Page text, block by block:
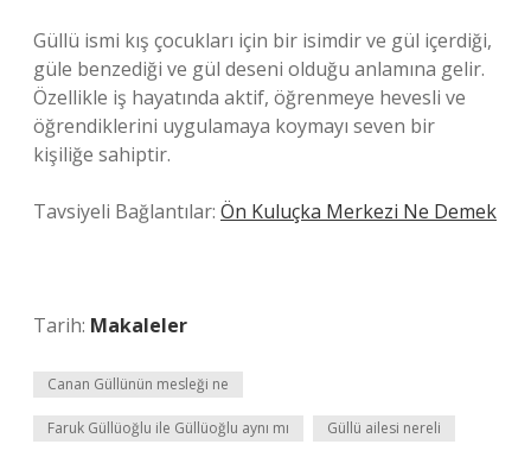
Güllü ismi kış çocukları için bir isimdir ve gül içerdiği,
güle benzediği ve gül deseni olduğu anlamına gelir.
Özellikle iş hayatında aktif, öğrenmeye hevesli ve
öğrendiklerini uygulamaya koymayı seven bir
kişiliğe sahiptir.
Tavsiyeli Bağlantılar: Ön Kuluçka Merkezi Ne Demek
Tarih: Makaleler
Canan Güllünün mesleği ne
Faruk Güllüoğlu ile Güllüoğlu aynı mı Güllü ailesi nereli